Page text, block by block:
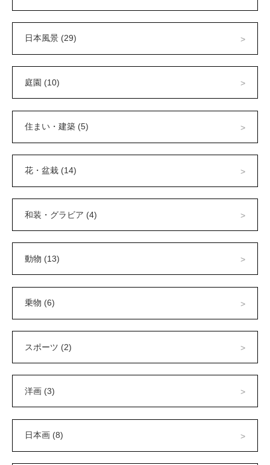
日本風景 (29)
庭園 (10)
住まい・建築 (5)
花・盆栽 (14)
和装・グラビア (4)
動物 (13)
乗物 (6)
スポーツ (2)
洋画 (3)
日本画 (8)